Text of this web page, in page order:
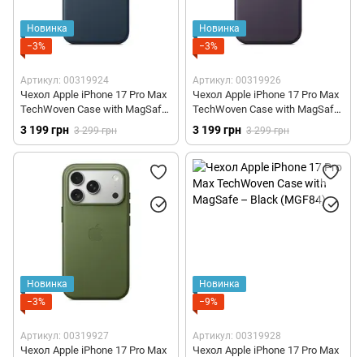
Новинка
−3%
Артикул: 00319924
Чехол Apple iPhone 17 Pro Max
TechWoven Case with MagSafe
– Blue (MGF94)
3 199 грн 3 299 грн
Новинка
−3%
Артикул: 00319926
Чехол Apple iPhone 17 Pro Max
TechWoven Case with MagSafe
– Purple (MGFA4)
3 199 грн 3 299 грн
Новинка
−3%
Артикул: 00319927
Чехол Apple iPhone 17 Pro Max
Новинка
−9%
Артикул: 00319928
Чехол Apple iPhone 17 Pro Max